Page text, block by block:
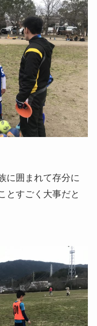
に囲まれて存分に
とすごく大事だと